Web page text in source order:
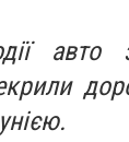
авто